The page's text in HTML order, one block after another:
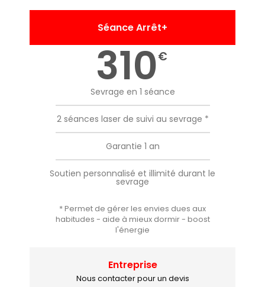
Séance Arrêt+
310€
Sevrage en 1 séance
2 séances laser de suivi au sevrage *
Garantie 1 an
Soutien personnalisé et illimité durant le
sevrage
* Permet de gérer les envies dues aux
habitudes - aide à mieux dormir - boost
l'énergie
Entreprise
Nous contacter pour un devis